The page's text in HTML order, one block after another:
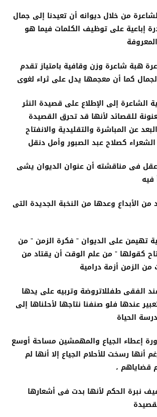
من خلال ديوانه أن تعيدنا إلى جمال
إباعية على توظيف الكلمات فيما هو
هبة شاعرة وزن وقافية بامتياز تقدم
كما أن معجمها يدل على ثراء لغوى
الشاعرة إلى الإطلاع على قصيدة النثر
للقصائد لأنها قد تحرق القصيدة
عن المباشرة والتقليدية والانفتاح
كصلاح عبد الصبور وأمل دنقل
فى مناقشته أن عنوان الديوان يشى
من الأبداع وعدها من النخبة الجديدة التى
تهيمن على الديوان ” فكرة الزمن ” من
كقولها ” من علم الوقت أن يقتاد من
الزمن أزمة درامية
الفقى طفللاتروضة وتربيه على يدها
عندها فلو صنفنا نتاجها لأحلناها إلى
الحياة
إعطاء الجياع والمهمشين مساحة أوسع
أنها رسخت للأحلام الجياع إلا أنها لم
قضاياهم ،
نبرة الحكم لأنها بدت فى أشعارها